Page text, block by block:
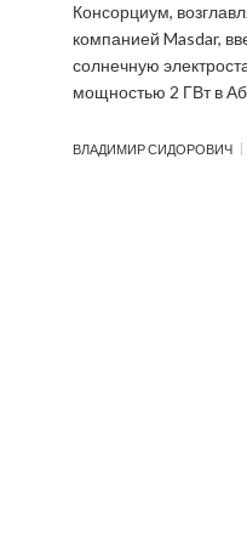
Консорциум,
компанией Masdar,
солнечную
мощностью 2 ГВт в
ВЛАДИМИР СИДОРОВИЧ